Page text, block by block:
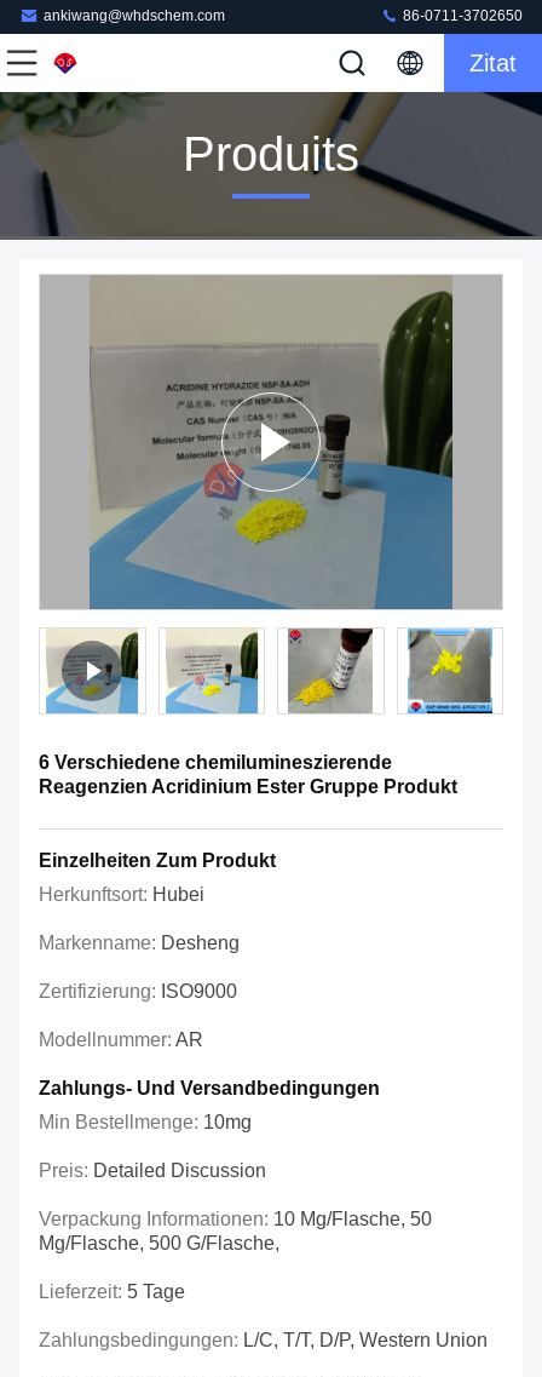
ankiwang@whdschem.com 86-0711-3702650
Zitat
Produits
6 Verschiedene chemilumineszierende
Reagenzien Acridinium Ester Gruppe Produkt
Einzelheiten Zum Produkt
Herkunftsort: Hubei
Markenname: Desheng
Zertifizierung: ISO9000
Modellnummer: AR
Zahlungs- Und Versandbedingungen
Min Bestellmenge: 10mg
Preis: Detailed Discussion
Verpackung Informationen: 10 Mg/Flasche, 50
Mg/Flasche, 500 G/Flasche,
Lieferzeit: 5 Tage
Zahlungsbedingungen: L/C, T/T, D/P, Western Union